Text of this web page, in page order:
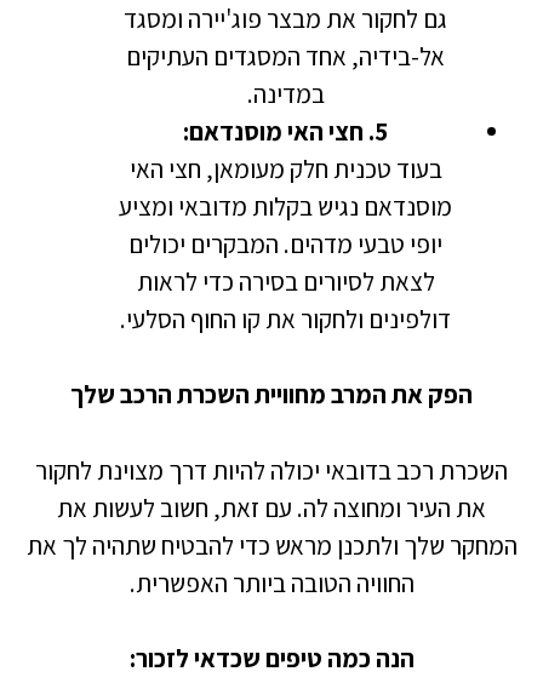
גם לחקור את מבצר פוג'יירה ומסגד
אל-בידיה, אחד המסגדים העתיקים
במדינה.
5. חצי האי מוסנדאם:
בעוד טכנית חלק מעומאן, חצי האי
מוסנדאם נגיש בקלות מדובאי ומציע
יופי טבעי מדהים. המבקרים יכולים
לצאת לסיורים בסירה כדי לראות
דולפינים ולחקור את קו החוף הסלעי.
הפק את המרב מחוויית השכרת הרכב שלך
השכרת רכב בדובאי יכולה להיות דרך מצוינת לחקור
את העיר ומחוצה לה. עם זאת, חשוב לעשות את
המחקר שלך ולתכנן מראש כדי להבטיח שתהיה לך את
החוויה הטובה ביותר האפשרית.
הנה כמה טיפים שכדאי לזכור: